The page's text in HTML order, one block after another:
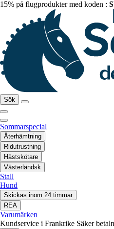
15% på flugprodukter med koden :
Sök
Sommarspecial
Återhämtning
Ridutrustning
Hästskötare
Västerländsk
Stall
Hund
Skickas inom 24 timmar
REA
Varumärken
Kundservice i Frankrike Säker